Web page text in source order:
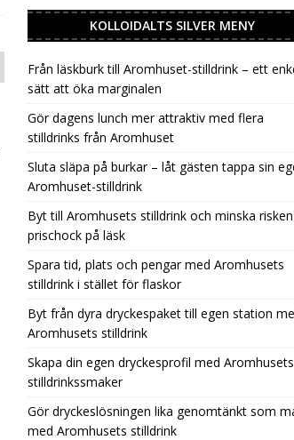
KOLLOIDALTS SILVER MENY
Från läskburk till Aromhuset-stilldrink – ett
sätt att öka marginalen
Gör dagens lunch mer attraktiv med flera
stilldrinks från Aromhuset
Sluta släpa på burkar – låt gästen tappa sin
Aromhuset-stilldrink
Byt till Aromhusets stilldrink och minska
prischock på läsk
Spara tid, plats och pengar med Aromhusets
stilldrink i stället för flaskor
Byt från dyra dryckespaket till egen station
Aromhusets stilldrink
Skapa din egen dryckesprofil med Aromhusets
stilldrinkssmaker
Gör dryckeslösningen lika genomtänkt som
med Aromhusets stilldrink